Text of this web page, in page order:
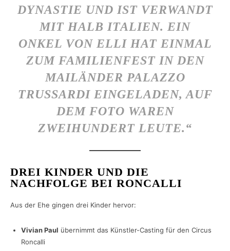
YNASTIE UND IST VERWANDT M
IT HALB ITALIEN. EIN O
NKEL VON ELLI HAT EINMAL Z
UM FAMILIENFEST IN DEN M
AILÄNDER PALAZZO T
RUSSARDI EINGELADEN, AUF D
EM FOTO WAREN Z
WEIHUNDERT LEUTE.“
DREI KINDER UND DIE
NACHFOLGE BEI RONCALLI
Aus der Ehe gingen drei Kinder hervor:
Vivian Paul übernimmt das Künstler-Casting für den Circus
Roncalli